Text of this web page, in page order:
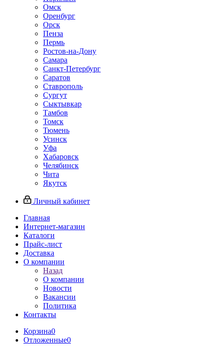
Омск
Оренбург
Орск
Пенза
Пермь
Ростов-на-Дону
Самара
Санкт-Петербург
Саратов
Ставрополь
Сургут
Сыктывкар
Тамбов
Томск
Тюмень
Усинск
Уфа
Хабаровск
Челябинск
Чита
Якутск
Личный кабинет
Главная
Интернет-магазин
Каталоги
Прайс-лист
Доставка
О компании
Назад
О компании
Новости
Вакансии
Политика
Контакты
Корзина0
Отложенные0